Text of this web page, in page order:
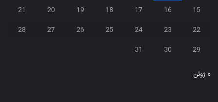
15
16
17
18
19
20
21
22
23
24
25
26
27
28
29
30
31
« ژوئن